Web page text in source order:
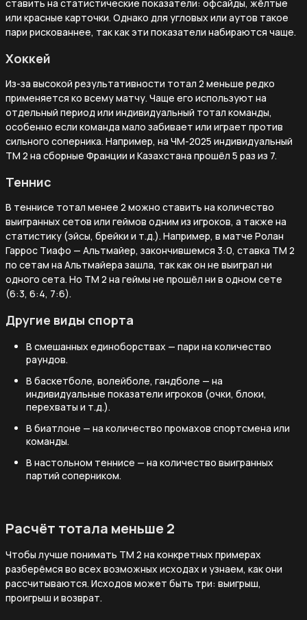
ставить на статистические показатели: офсайды, жёлтые
или красные карточки. Однако для угловых или аутов такое
пари рискованнее, так как эти показатели набираются чаще.
Хоккей
Из-за высокой результативности тотал 2 меньше редко
применяется ко всему матчу. Чаще его используют на
отдельный период или индивидуальный тотал команды,
особенно если команда мало забивает или играет против
сильного соперника. Например, на ЧМ-2025 индивидуальный
ТМ 2 на сборные Франции и Казахстана прошёл 5 раз из 7.
Теннис
В теннисе тотал менее 2 можно ставить на количество
выигранных сетов или геймов одним из игроков, а также на
статистику (эйсы, брейки и т.д.). Например, в матче Ролан
Гаррос Тиафо — Альтмайер, закончившемся 3:0, ставка ТМ 2
по сетам на Альтмайера зашла, так как он не выиграл ни
одного сета. Но ТМ 2 на геймы не прошёл ни в одном сете
(6:3, 6:4, 7:6).
Другие виды спорта
В смешанных единоборствах — пари на количество
раундов.
В баскетболе, волейболе, гандболе — на
индивидуальные показатели игроков (очки, блоки,
перехваты и т.д.).
В биатлоне — на количество промахов спортсмена или
команды.
В настольном теннисе — на количество выигранных
партий соперником.
Расчёт тотала меньше 2
Чтобы лучше понимать ТМ 2 на конкретных примерах
разберёмся во всех возможных исходах и узнаем, как они
рассчитываются. Исходов может быть три: выигрыш,
проигрыш и возврат.